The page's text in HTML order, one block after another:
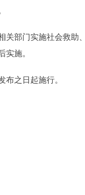
门实施社会救助、
实施。
之日起施行。